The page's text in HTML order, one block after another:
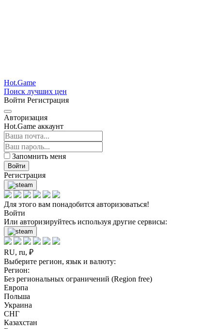
Hot.Game
Поиск лучших цен
Войти Регистрация
Авторизация
Hot.Game аккаунт
Запомнить меня
Войти
Регистрация
Для этого вам понадобится авторизоваться!
Войти
Или авторизируйтесь используя другие сервисы:
RU, ru, ₽
Выберите регион, язык и валюту:
Регион:
Без региональных ограничений (Region free)
Европа
Польша
Украина
СНГ
Казахстан